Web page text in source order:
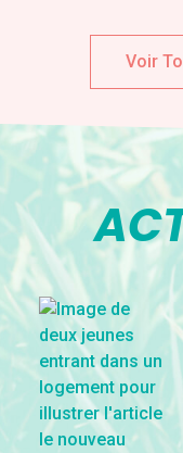
Voir